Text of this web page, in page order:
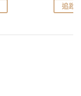
追蹤